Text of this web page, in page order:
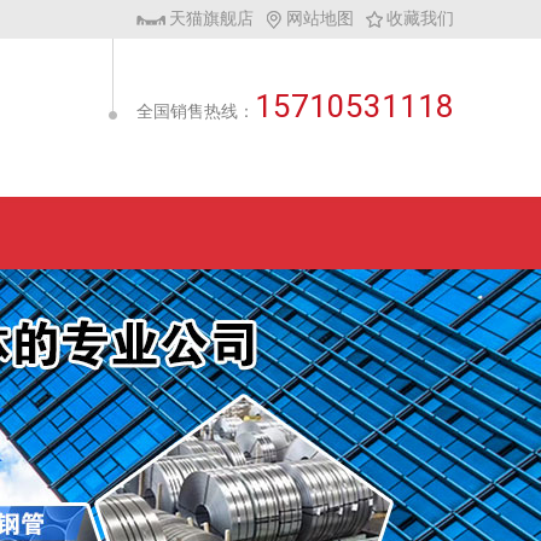
天猫旗舰店 网站地图 收藏我们
全国销售热线： 15710531118